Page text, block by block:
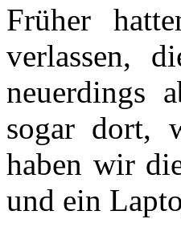
Früher
verlassen,
neuerdings
sogar dort,
haben wir
und ein